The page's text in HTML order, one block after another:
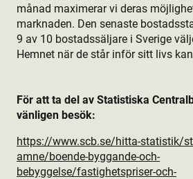
månad maximerar vi deras
marknaden. Den senaste
9 av 10 bostads­säljare i Sverige
Hemnet när de står inför sitt livs
För att ta del av Statistiska
vänligen besök:
https://www.scb.se/hitta-statistik/
amne/boende-byggande-och-
bebyggelse/fastighetspriser-och-